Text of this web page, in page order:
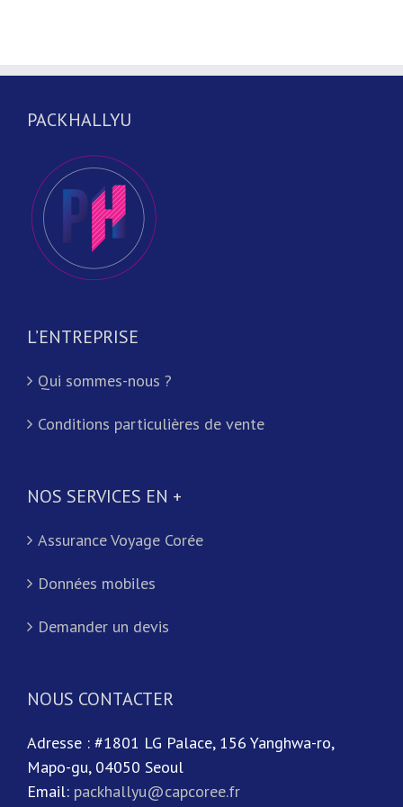
PACKHALLYU
L’ENTREPRISE
Qui sommes-nous ?
Conditions particulières de vente
NOS SERVICES EN +
Assurance Voyage Corée
Données mobiles
Demander un devis
NOUS CONTACTER
Adresse : #1801 LG Palace, 156 Yanghwa-ro,
Mapo-gu, 04050 Seoul
Email: packhallyu@capcoree.fr